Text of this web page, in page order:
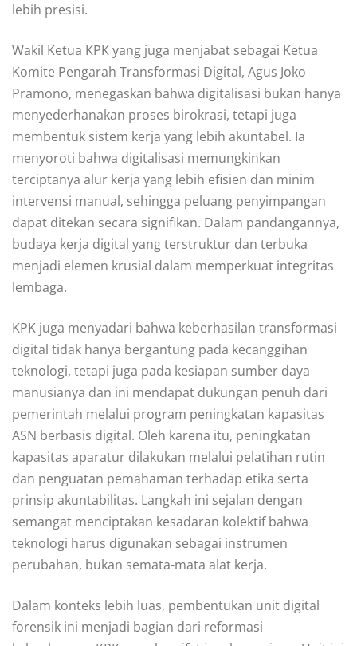
lebih presisi.
Wakil Ketua KPK yang juga menjabat sebagai Ketua
Komite Pengarah Transformasi Digital, Agus Joko
Pramono, menegaskan bahwa digitalisasi bukan hanya
menyederhanakan proses birokrasi, tetapi juga
membentuk sistem kerja yang lebih akuntabel. Ia
menyoroti bahwa digitalisasi memungkinkan
terciptanya alur kerja yang lebih efisien dan minim
intervensi manual, sehingga peluang penyimpangan
dapat ditekan secara signifikan. Dalam pandangannya,
budaya kerja digital yang terstruktur dan terbuka
menjadi elemen krusial dalam memperkuat integritas
lembaga.
KPK juga menyadari bahwa keberhasilan transformasi
digital tidak hanya bergantung pada kecanggihan
teknologi, tetapi juga pada kesiapan sumber daya
manusianya dan ini mendapat dukungan penuh dari
pemerintah melalui program peningkatan kapasitas
ASN berbasis digital. Oleh karena itu, peningkatan
kapasitas aparatur dilakukan melalui pelatihan rutin
dan penguatan pemahaman terhadap etika serta
prinsip akuntabilitas. Langkah ini sejalan dengan
semangat menciptakan kesadaran kolektif bahwa
teknologi harus digunakan sebagai instrumen
perubahan, bukan semata-mata alat kerja.
Dalam konteks lebih luas, pembentukan unit digital
forensik ini menjadi bagian dari reformasi